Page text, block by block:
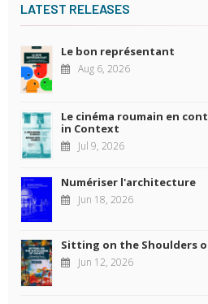
LATEST RELEASES
Le bon représentant
Aug 6, 2026
Le cinéma roumain en
in Context
Jul 9, 2026
Numériser l'architecture
Jun 18, 2026
Sitting on the Shoulders
Jun 12, 2026